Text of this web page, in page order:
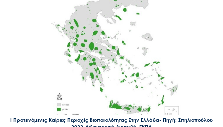
Ι Προτεινόμενες Καίριες Περιοχές Βιοποικιλότητας Στην Ελλάδα- Πηγή: Σπηλιοπούλου